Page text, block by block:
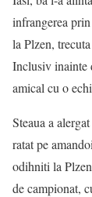
infrangerea
la Plzen,
Inclusiv inainte
amical cu o
Steaua a
ratat pe
odihniti la
de campionat,